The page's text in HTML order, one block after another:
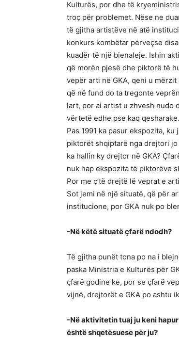
Kulturës, por dhe të
troç për problemet. Nëse ne
të gjitha artistëve në atë
konkurs kombëtar përveçse
kuadër të një bienaleje. Ishin
që morën pjesë dhe piktorë të
vepër arti në GKA, qeni u
që në fund do ta tregonte
lart, por ai artist u zhvesh nudo
vërtetë edhe pse kaq
Pas 1991 ka pasur ekspozita,
piktorët shqiptarë nga drejtori
ka hallin ky drejtor në GKA?
nuk hap ekspozita të piktorëve
Por me ç’të drejtë lë veprat e
Sot jemi në një situatë, që për
institucione, por GKA nuk po
-Në këtë situatë çfarë ndodh?
Të gjitha punët tona po na i
paska Ministria e Kulturës për
çfarë godine ke, por se çfarë
vijnë, drejtorët e GKA po ashtu
-Në aktivitetin tuaj ju keni
është shqetësuese për ju?